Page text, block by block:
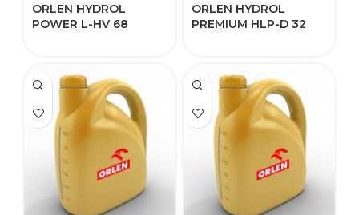
ORLEN HYDROL
POWER L-HV​ 68
ORLEN HYDROL
PREMIUM HLP-D​​ 32